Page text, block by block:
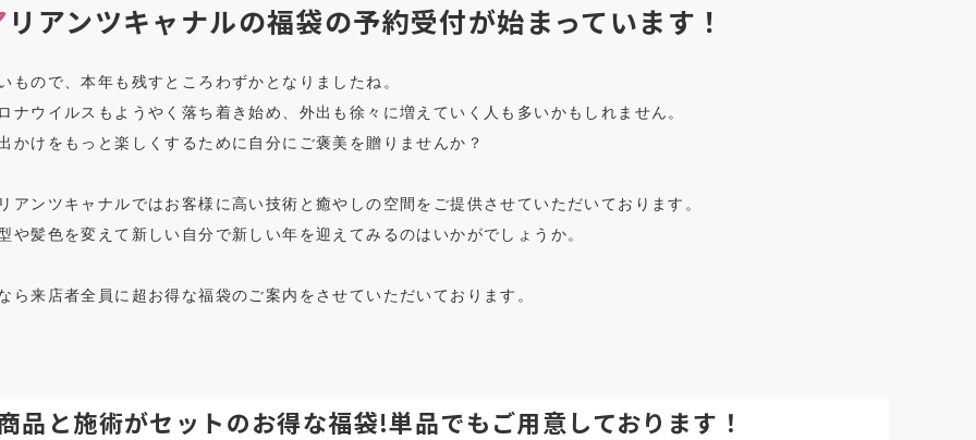
アリアンツキャナルの福袋の予約受付が始まっています！
もので、本年も残すところわずかとなりましたね。
ナウイルスもようやく落ち着き始め、外出も徐々に増えていく人も多いかもしれません。
かけをもっと楽しくするために自分にご褒美を贈りませんか？
アンツキャナルではお客様に高い技術と癒やしの空間をご提供させていただいております。
や髪色を変えて新しい自分で新しい年を迎えてみるのはいかがでしょうか。
ら来店者全員に超お得な福袋のご案内をさせていただいております。
品と施術がセットのお得な福袋!単品でもご用意しております！